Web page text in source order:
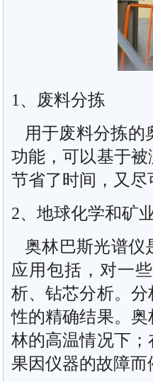
1、废料分拣
用于废料分拣的
功能，可以基于
节省了时间，又
2、地球化学和矿
奥林巴斯光谱仪
应用包括，对一
析、钻芯分析。
性的精确结果。
林的高温情况下
果因仪器的故障